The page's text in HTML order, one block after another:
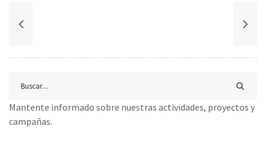
Mantente informado sobre nuestras actividades, proyectos y
campañas.